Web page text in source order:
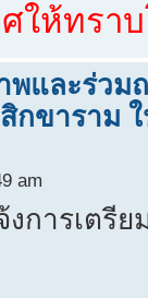
ให้ทรา
พและร่ว
กขาราม
am
การเตรี